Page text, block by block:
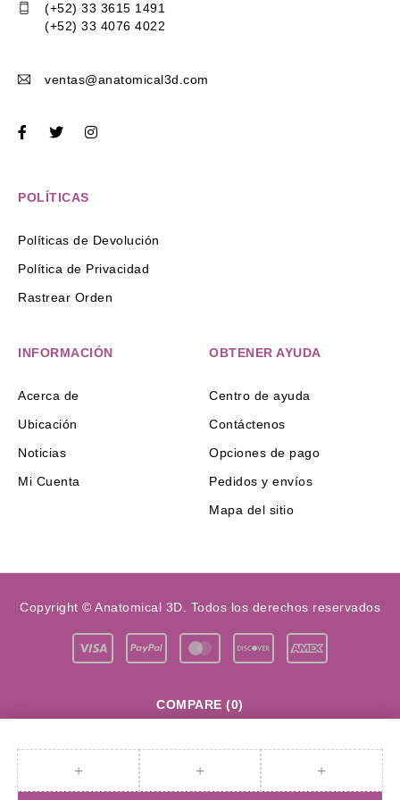
(+52) 33 3615 1491
(+52) 33 4076 4022
ventas@anatomical3d.com
POLÍTICAS
Políticas de Devolución
Política de Privacidad
Rastrear Orden
INFORMACIÓN
Acerca de
Ubicación
Noticias
Mi Cuenta
OBTENER AYUDA
Centro de ayuda
Contáctenos
Opciones de pago
Pedidos y envíos
Mapa del sitio
Copyright © Anatomical 3D. Todos los derechos reservados
COMPARE (0)